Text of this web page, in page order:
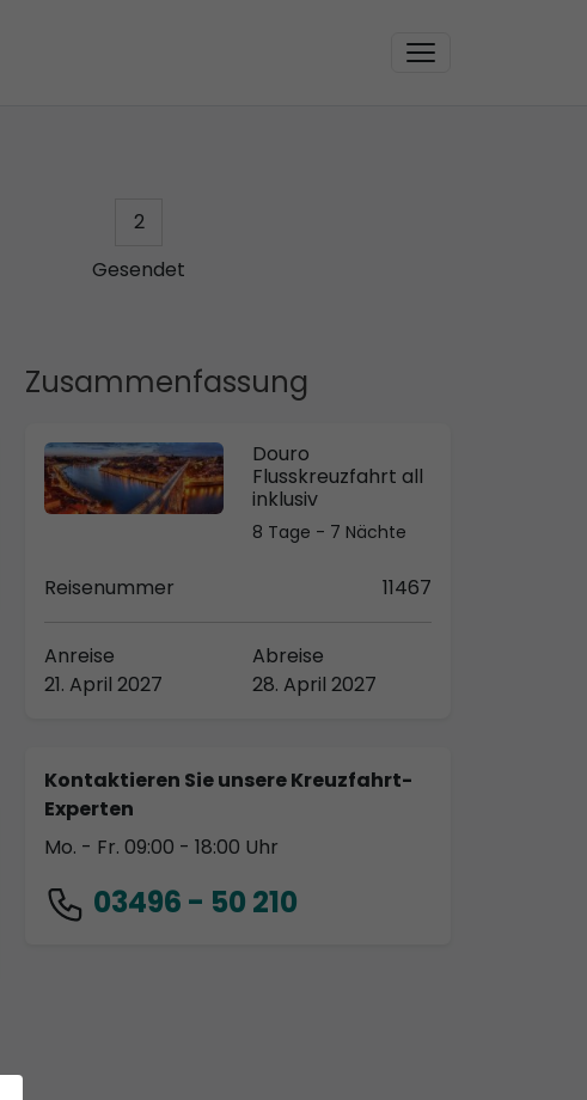
2
Gesendet
Zusammenfassung
Douro
Flusskreuzfahrt all
inklusiv
8 Tage - 7 Nächte
Reisenummer 11467
Anreise
21. April 2027
Abreise
28. April 2027
Kontaktieren Sie unsere Kreuzfahrt-
Experten
Mo. - Fr. 09:00 - 18:00 Uhr
03496 - 50 210